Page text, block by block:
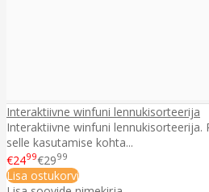
Interaktiivne winfuni lennukisorteerija
Interaktiivne winfuni
selle kasutamise kohta...
€2499€2999
Lisa ostukorvi